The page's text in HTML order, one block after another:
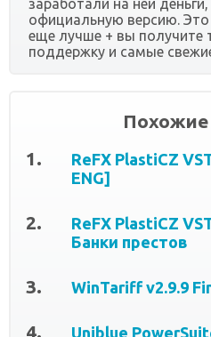
заработали на ней
официальную версию.
еще лучше + вы получите
поддержку и самые
ReFX PlastiCZ
ENG]
ReFX PlastiCZ
Банки престов
WinTariff v2.9.9
Uniblue